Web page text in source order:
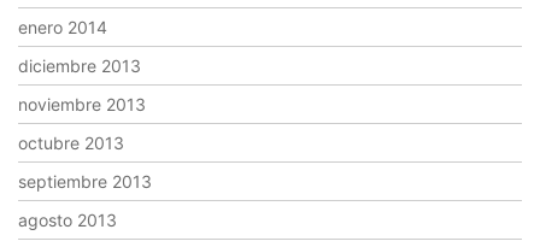
enero 2014
diciembre 2013
noviembre 2013
octubre 2013
septiembre 2013
agosto 2013